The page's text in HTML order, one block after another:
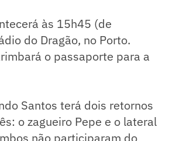
às 15h45 (de
do Dragão, no Porto.
o passaporte para a
Santos terá dois retornos
o zagueiro Pepe e o lateral